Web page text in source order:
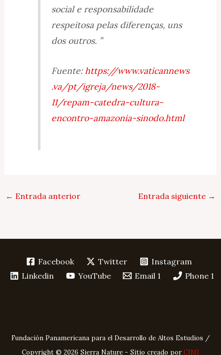
social e responsabilidade
respeitosa pelas diferenças, uns
dos outros. ”
Fuente:https://www.vaticannews
.va/pt/igreja/news/2018-
11/repam-catedra-cultura-
encontro-amazonia-sinodo.html
← Entrada anterior Entrada siguiente →
Facebook Twitter
Instagram
Linkedin
YouTube Email 1 Phone 1
Fundación Panamericana para el Desarrollo de Altos Estudios /
Copyright © 2026 Sierra Nature - Sitio creado porCIMI